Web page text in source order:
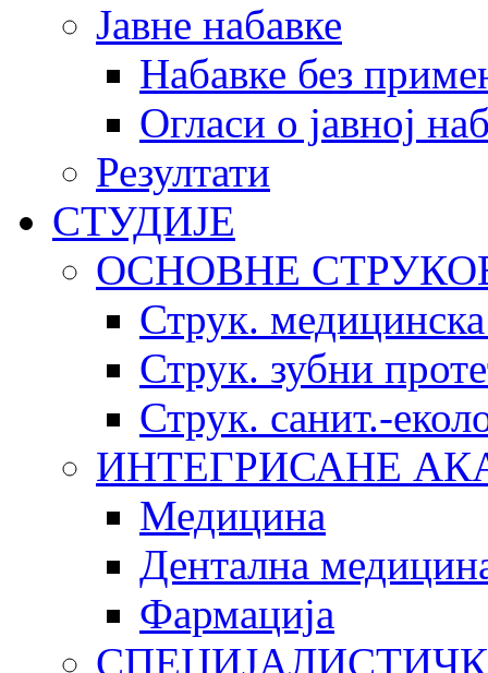
Јавне набавке
Набавке без
Огласи о јавној
Резултати
СТУДИЈЕ
ОСНОВНЕ
Струк. медицинска
Струк. зубни
Струк. санит.-
ИНТЕГРИСАНЕ
Медицина
Дентална
Фармација